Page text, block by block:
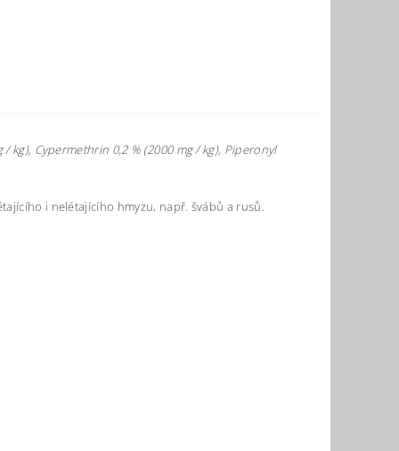
kg), Cypermethrin 0,2 % (2000 mg / kg), Piperonyl
i nelétajícího hmyzu, např. švábů a rusů.